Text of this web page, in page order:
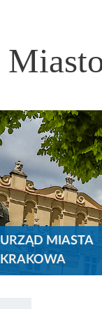
URZĄD MIASTA
KRAKOWA